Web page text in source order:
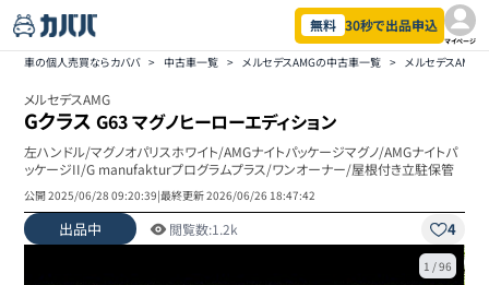
無料 30秒で出品申込
マイページ
車の個人売買ならカババ > 中古車一覧 > メルセデスAMGの中古車一覧 > メルセデスAMG
メルセデスAMG
Gクラス G63 マグノヒーローエディション
左ハンドル/マグノオパリスホワイト/AMGナイトパッケージマグノ/AMGナイトパ
ッケージII/G manufakturプログラムプラス/ワンオーナー/屋根付き立駐保管
公開2025/06/28 09:20:39|最終更新2026/06/26 18:47:42
出品中 閲覧数:1.2k 4
1 /96